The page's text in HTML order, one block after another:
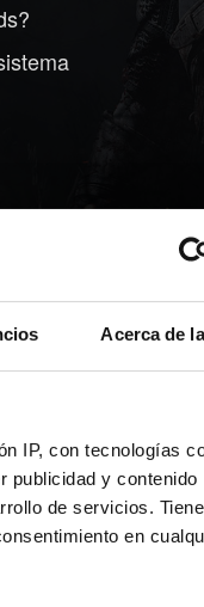
Acerca de
IP, con tecnologías
publicidad y contenido
de servicios.
en